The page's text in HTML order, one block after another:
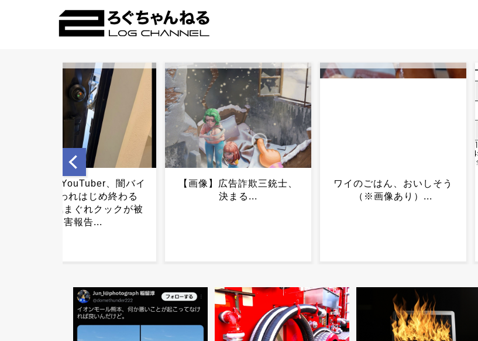
ワイのごはん、おいしそう
（※画像あり）...
コメ 損切り加速ｗｗｗｗ
ｗｗｗｗｗ...
【画像】広告詐欺三銃士、
決まる...